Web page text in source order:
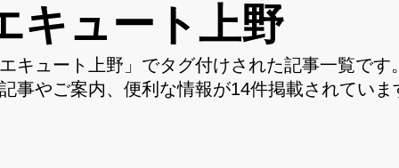
キュート上野
キュート上野」でタグ付けされた記事一覧で
事やご案内、便利な情報が14件掲載されていま